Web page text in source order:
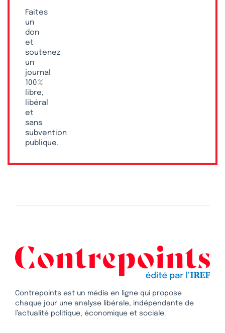
Faites
un
don
et
soutenez
un
journal
100 %
libre,
libéral
et
sans
subvention
publique.
Contrepoints est un média en ligne qui propose
chaque jour une analyse libérale, indépendante de
l’actualité politique, économique et sociale.